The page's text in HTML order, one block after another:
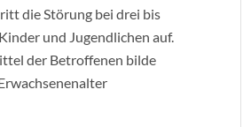
die Störung bei drei bis
und Jugendlichen auf.
der Betroffenen bilde